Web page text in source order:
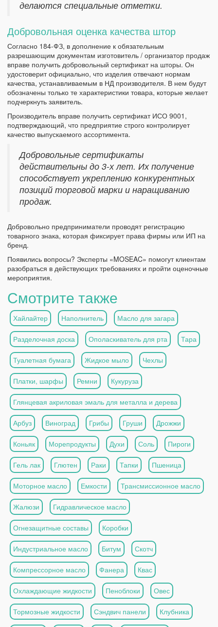
делаются специальные отметки.
Добровольная оценка качества штор
Согласно 184-ФЗ, в дополнение к обязательным
разрешающим документам изготовитель / организатор продаж
вправе получить добровольный сертификат на шторы. Он
удостоверит официально, что изделия отвечают нормам
качества, устанавливаемым в НД производителя. В нем будут
обозначены только те характеристики товара, которые желает
подчеркнуть заявитель.
Производитель вправе получить сертификат ИСО 9001,
подтверждающий, что предприятие строго контролирует
качество выпускаемого ассортимента.
Добровольные сертификаты
действительны до 3-х лет. Их получение
способствует укреплению конкурентных
позиций торговой марки и наращиванию
продаж.
Добровольно предприниматели проводят регистрацию
товарного знака, которая фиксирует права фирмы или ИП на
бренд.
Появились вопросы? Эксперты «MOSEAC» помогут клиентам
разобраться в действующих требованиях и пройти оценочные
мероприятия.
Смотрите также
Хайлайтер Наполнитель Масло для загара
Разделочная доска Ополаскиватель для рта Тара
Туалетная бумага Жидкое мыло Чехлы
Платки, шарфы Ремни Кукуруза
Глянцевая акриловая эмаль для металла и дерева
Арбуз Виноград Грибы Груши Дрожжи
Коньяк Морепродукты Духи Соль Пироги
Гель лак Глютен Раки Тапки Пшеница
Моторное масло Емкости Трансмиссионное масло
Жалюзи Гидравлическое масло
Огнезащитные составы Коробки
Индустриальное масло Битум Скотч
Компрессорное масло Фанера Квас
Охлаждающие жидкости Пеноблоки Овес
Тормозные жидкости Сэндвич панели Клубника